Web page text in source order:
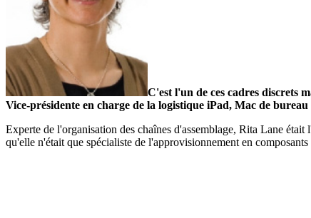
C'est l'un de ces cadres discrets
Vice-présidente en charge de la logistique iPad, Mac de
Experte de l'organisation des chaînes d'assemblage, Rita Lane
qu'elle n'était que spécialiste de l'approvisionnement en